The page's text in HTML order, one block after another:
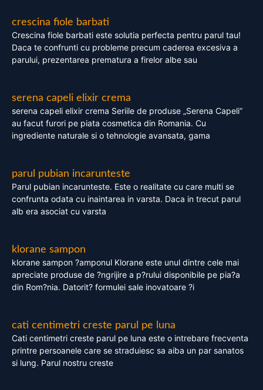
crescina fiole barbati
Crescina fiole barbati este solutia perfecta pentru parul tau!
Daca te confrunti cu probleme precum caderea excesiva a
parului, prezentarea prematura a firelor albe sau
serena capeli elixir crema
serena capeli elixir crema Seriile de produse „Serena Capeli”
au facut furori pe piata cosmetica din Romania. Cu
ingrediente naturale si o tehnologie avansata, gama
parul pubian incarunteste
Parul pubian incarunteste. Este o realitate cu care multi se
confrunta odata cu inaintarea in varsta. Daca in trecut parul
alb era asociat cu varsta
klorane sampon
klorane sampon ?amponul Klorane este unul dintre cele mai
apreciate produse de ?ngrijire a p?rului disponibile pe pia?a
din Rom?nia. Datorit? formulei sale inovatoare ?i
cati centimetri creste parul pe luna
Cati centimetri creste parul pe luna este o intrebare frecventa
printre persoanele care se straduiesc sa aiba un par sanatos
si lung. Parul nostru creste